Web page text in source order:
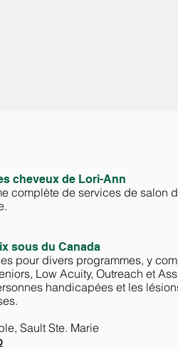
cheveux de Lori-Ann
complète de services de salon
sous du Canada
pour divers programmes, y
Low Acuity, Outreach et
handicapées et les
Sault Ste. Marie